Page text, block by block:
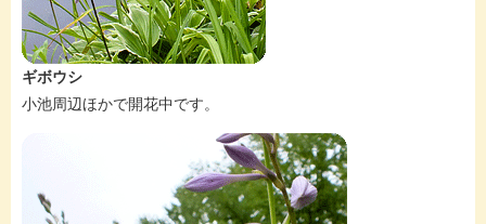
ギボウシ
小池周辺ほかで開花中です。